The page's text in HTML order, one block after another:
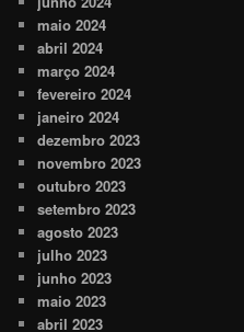
maio 2024
abril 2024
março 2024
fevereiro 2024
janeiro 2024
dezembro 2023
novembro 2023
outubro 2023
setembro 2023
agosto 2023
julho 2023
junho 2023
maio 2023
abril 2023